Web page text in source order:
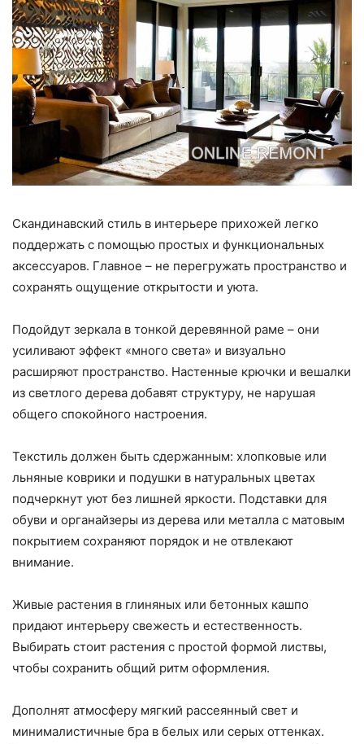
Скандинавский стиль в интерьере прихожей легко
поддержать с помощью простых и функциональных
аксессуаров. Главное – не перегружать пространство и
сохранять ощущение открытости и уюта.
Подойдут зеркала в тонкой деревянной раме – они
усиливают эффект «много света» и визуально
расширяют пространство. Настенные крючки и вешалки
из светлого дерева добавят структуру, не нарушая
общего спокойного настроения.
Текстиль должен быть сдержанным: хлопковые или
льняные коврики и подушки в натуральных цветах
подчеркнут уют без лишней яркости. Подставки для
обуви и органайзеры из дерева или металла с матовым
покрытием сохраняют порядок и не отвлекают
внимание.
Живые растения в глиняных или бетонных кашпо
придают интерьеру свежесть и естественность.
Выбирать стоит растения с простой формой листвы,
чтобы сохранить общий ритм оформления.
Дополнят атмосферу мягкий рассеянный свет и
минималистичные бра в белых или серых оттенках.